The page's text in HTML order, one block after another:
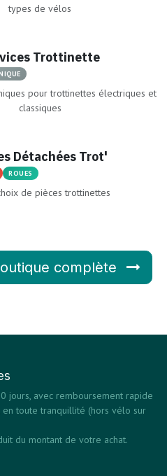
types de vélos
Trottinette
pour trottinettes électriques et
classiques
Détachées Trot'
ROUES
de pièces trottinettes
complète
jours, avec remboursement rapide
en toute tranquillité (hors vélo sur
du montant de votre achat.